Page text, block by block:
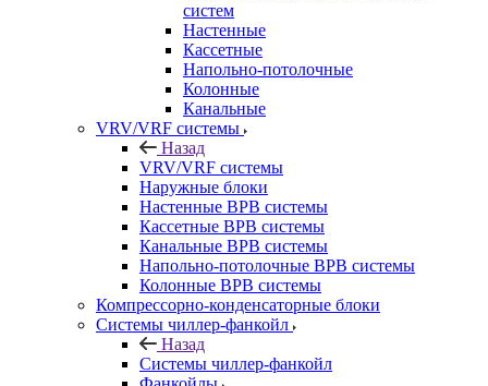
систем
Настенные
Кассетные
Напольно-потолочные
Колонные
Канальные
VRV/VRF системы
Назад
VRV/VRF системы
Наружные блоки
Настенные ВРВ системы
Кассетные ВРВ системы
Канальные ВРВ системы
Напольно-потолочные ВРВ системы
Колонные ВРВ системы
Компрессорно-конденсаторные блоки
Системы чиллер-фанкойл
Назад
Системы чиллер-фанкойл